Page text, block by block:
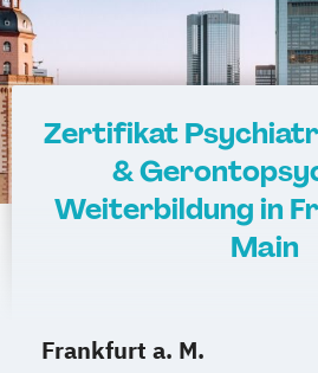
Zertifikat
&
Weiterbildung in
Main
Frankfurt a. M.